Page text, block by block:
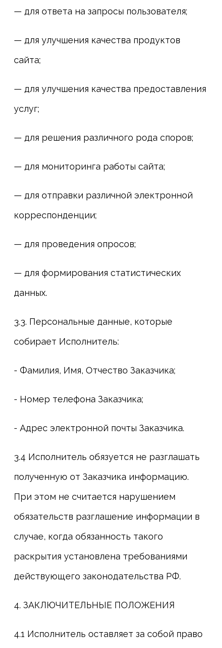
— для ответа на запросы пользователя;
— для улучшения качества продуктов
сайта;
— для улучшения качества предоставления
услуг;
— для решения различного рода споров;
— для мониторинга работы сайта;
— для отправки различной электронной
корреспонденции;
— для проведения опросов;
— для формирования статистических
данных.
3.3. Персональные данные, которые
собирает Исполнитель:
- Фамилия, Имя, Отчество Заказчика;
- Номер телефона Заказчика;
- Адрес электронной почты Заказчика.
3.4 Исполнитель обязуется не разглашать
полученную от Заказчика информацию.
При этом не считается нарушением
обязательств разглашение информации в
случае, когда обязанность такого
раскрытия установлена требованиями
действующего законодательства РФ.
4. ЗАКЛЮЧИТЕЛЬНЫЕ ПОЛОЖЕНИЯ
4.1 Исполнитель оставляет за собой право